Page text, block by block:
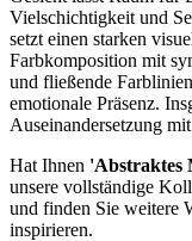
Vielschichtigkeit und
setzt einen starken
Farbkomposition mit
und fließende
emotionale Präsenz.
Auseinandersetzung
Hat Ihnen 'Abstraktes
unsere vollständige
und finden Sie weitere
inspirieren.